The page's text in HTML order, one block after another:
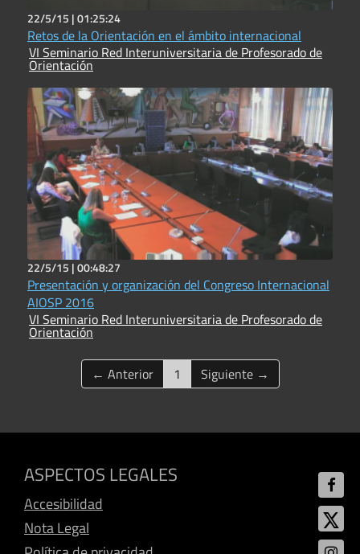
22/5/15 |01:25:24
Retos de la Orientación en el ámbito internacional
VI Seminario Red Interuniversitaria de Profesorado de
Orientación
22/5/15 |00:48:27
Presentación y organización del Congreso Internacional
AIOSP 2016
VI Seminario Red Interuniversitaria de Profesorado de
Orientación
← Anterior 1 (current)
Siguiente →
ASPECTOS LEGALES
Accesibilidad
Nota Legal